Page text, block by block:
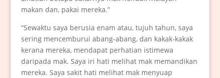
makan dan, pakai mereka.”
“Sewaktu saya berusia enam atau, tujuh tahun, saya
sering mencemburui abang-abang, dan kakak-kakak
kerana mereka, mendapat perhatian istimewa
daripada mak. Saya iri hati melihat mak memandikan
mereka. Saya sakit hati melihat mak menyuap